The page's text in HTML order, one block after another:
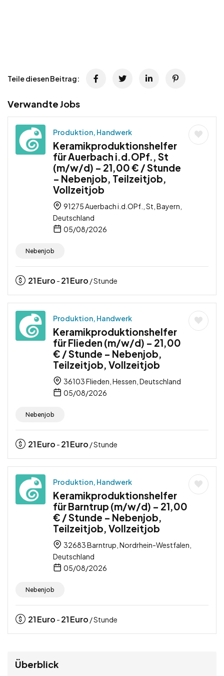
Teile diesen Beitrag:
Verwandte Jobs
Produktion, Handwerk
Keramikproduktionshelfer
für Auerbach i.d.OPf., St
(m/w/d) – 21,00 € / Stunde
– Nebenjob, Teilzeitjob,
Vollzeitjob
91275 Auerbach i.d.OPf., St, Bayern,
Deutschland
05/08/2026
Nebenjob
21Euro - 21Euro / Stunde
Produktion, Handwerk
Keramikproduktionshelfer
für Flieden (m/w/d) – 21,00
€ / Stunde – Nebenjob,
Teilzeitjob, Vollzeitjob
36103 Flieden, Hessen, Deutschland
05/08/2026
Nebenjob
21Euro - 21Euro / Stunde
Produktion, Handwerk
Keramikproduktionshelfer
für Barntrup (m/w/d) – 21,00
€ / Stunde – Nebenjob,
Teilzeitjob, Vollzeitjob
32683 Barntrup, Nordrhein-Westfalen,
Deutschland
05/08/2026
Nebenjob
21Euro - 21Euro / Stunde
Überblick